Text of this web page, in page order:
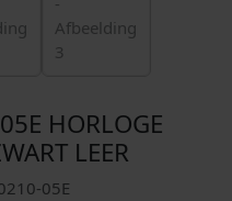
HORLOGE
LEER
05E